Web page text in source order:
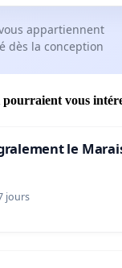
appartiennent
dès la conception
vous
le
jours